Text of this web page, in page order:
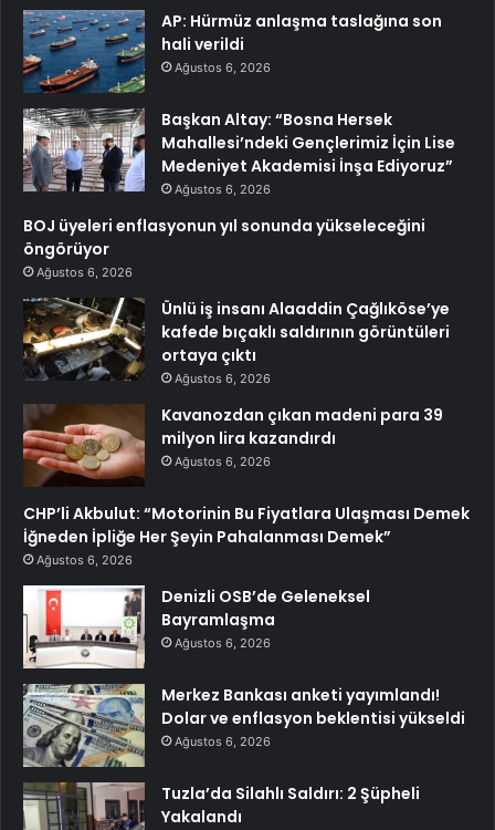
AP: Hürmüz anlaşma taslağına son
hali verildi
Ağustos 6, 2026
Başkan Altay: “Bosna Hersek
Mahallesi’ndeki Gençlerimiz İçin Lise
Medeniyet Akademisi İnşa Ediyoruz”
Ağustos 6, 2026
BOJ üyeleri enflasyonun yıl sonunda yükseleceğini
öngörüyor
Ağustos 6, 2026
Ünlü iş insanı Alaaddin Çağlıköse’ye
kafede bıçaklı saldırının görüntüleri
ortaya çıktı
Ağustos 6, 2026
Kavanozdan çıkan madeni para 39
milyon lira kazandırdı
Ağustos 6, 2026
CHP’li Akbulut: “Motorinin Bu Fiyatlara Ulaşması Demek
İğneden İpliğe Her Şeyin Pahalanması Demek”
Ağustos 6, 2026
Denizli OSB’de Geleneksel
Bayramlaşma
Ağustos 6, 2026
Merkez Bankası anketi yayımlandı!
Dolar ve enflasyon beklentisi yükseldi
Ağustos 6, 2026
Tuzla’da Silahlı Saldırı: 2 Şüpheli
Yakalandı